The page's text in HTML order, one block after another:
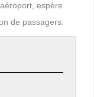
espère
de passagers.